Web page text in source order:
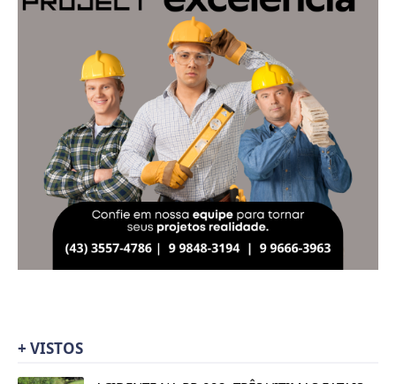
+ VISTOS